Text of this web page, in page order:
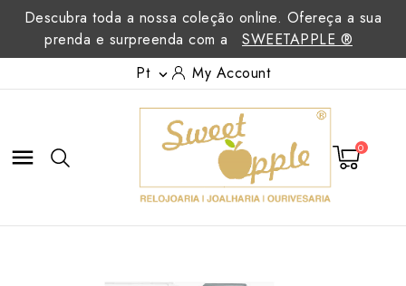
Descubra toda a nossa coleção online. Ofereça a sua
prenda e surpreenda com a
SWEETAPPLE ®
Pt  My Account
 0